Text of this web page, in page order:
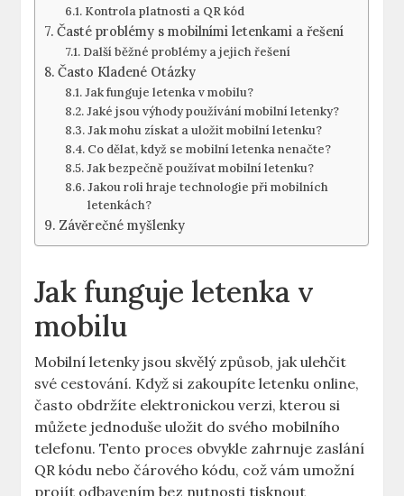
Kontrola platnosti a QR kód
Časté problémy s mobilními letenkami a řešení
Další běžné problémy a jejich řešení
Často Kladené Otázky
Jak funguje letenka v mobilu?
Jaké jsou výhody používání mobilní letenky?
Jak mohu získat a uložit mobilní letenku?
Co dělat, když se mobilní letenka nenačte?
Jak bezpečně používat mobilní letenku?
Jakou roli hraje technologie při mobilních
letenkách?
Závěrečné myšlenky
Jak funguje letenka v
mobilu
Mobilní letenky jsou skvělý způsob, jak ulehčit
své cestování. Když si zakoupíte letenku online,
často obdržíte elektronickou verzi, kterou si
můžete jednoduše uložit do svého mobilního
telefonu. Tento proces obvykle zahrnuje zaslání
QR kódu nebo čárového kódu, což vám umožní
projít odbavením bez nutnosti tisknout